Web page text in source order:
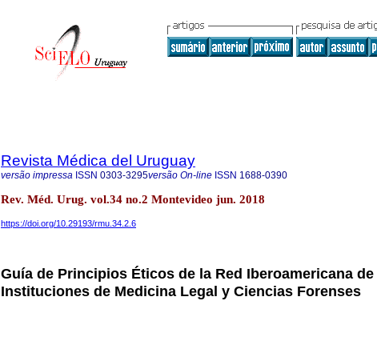
Revista Médica del Uruguay
versão impressa ISSN 0303-3295versão On-line ISSN 1688-0390
Rev. Méd. Urug. vol.34 no.2 Montevideo jun. 2018
https://doi.org/10.29193/rmu.34.2.6
Guía de Principios Éticos de la Red Iberoamericana de
Instituciones de Medicina Legal y Ciencias Forenses